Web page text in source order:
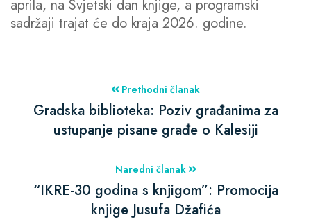
aprila, na Svjetski dan knjige, a programski
sadržaji trajat će do kraja 2026. godine.
Prethodni članak
Gradska biblioteka: Poziv građanima za
ustupanje pisane građe o Kalesiji
Naredni članak
“IKRE-30 godina s knjigom”: Promocija
knjige Jusufa Džafića